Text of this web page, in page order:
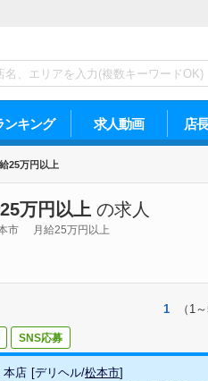
ンキング 求人動画 店
25万円以上
万円以上 の求人
市 月給25万円以上
1 （1
SNS応募
本店 [デリヘル/松本市]